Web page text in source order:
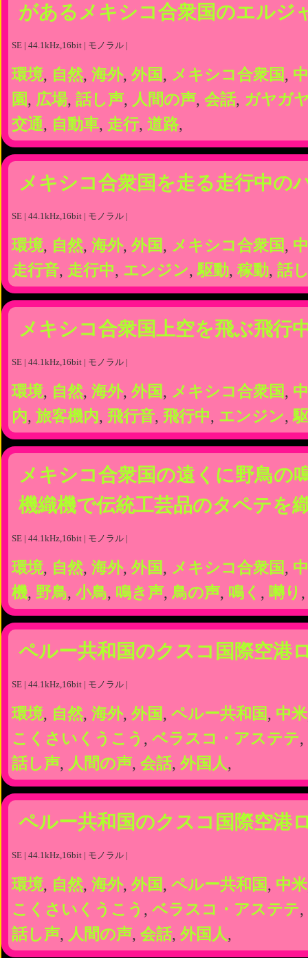
があるメキシコ合衆国のエルジ
SE | 44.1kHz,16bit | モノラル |
環境, 自然, 海外, 外国 , メキシコ合衆国 ,
園, 広場, 話し声, 人間の声, 会話, ガヤガ
交通, 自動車, 走行, 道路,
メキシコ合衆国を走る走行中の
SE | 44.1kHz,16bit | モノラル |
環境, 自然, 海外, 外国 , メキシコ合衆国 ,
走行音, 走行中, エンジン,駆動, 稼動, 話
メキシコ合衆国上空を飛ぶ飛行
SE | 44.1kHz,16bit | モノラル |
環境, 自然, 海外, 外国 , メキシコ合衆国 ,
内, 旅客機内, 飛行音, 飛行中, エンジン,
メキシコ合衆国の遠くに野鳥の
機織機で伝統工芸品のタペテを
SE | 44.1kHz,16bit | モノラル |
環境, 自然, 海外, 外国 , メキシコ合衆国 ,
機, 野鳥, 小鳥, 鳴き声, 鳥の声, 鳴く , 囀り ,
ペルー共和国のクスコ国際空港
SE | 44.1kHz,16bit | モノラル |
環境, 自然, 海外, 外国 , ペルー共和国 , 中米
こくさいくうこう , ベラスコ・アステテ,
話し声, 人間の声, 会話, 外国人,
ペルー共和国のクスコ国際空港
SE | 44.1kHz,16bit | モノラル |
環境, 自然, 海外, 外国 , ペルー共和国 , 中米
こくさいくうこう , ベラスコ・アステテ,
話し声, 人間の声, 会話, 外国人,